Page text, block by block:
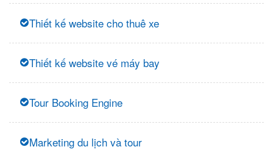
Thiết kế website cho thuê xe
Thiết kế website vé máy bay
Tour Booking Engine
Marketing du lịch và tour